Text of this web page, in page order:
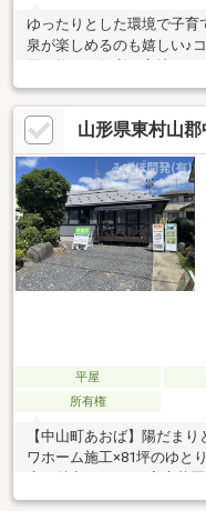
ゆったりとした環境で子育
泉が楽しめるのも嬉しい♪
い。
山形県東村山
平屋
所有権
【中山町あおば】陽だま
ワホーム施工×81坪のゆと
ブンイレブンへ徒歩2分、